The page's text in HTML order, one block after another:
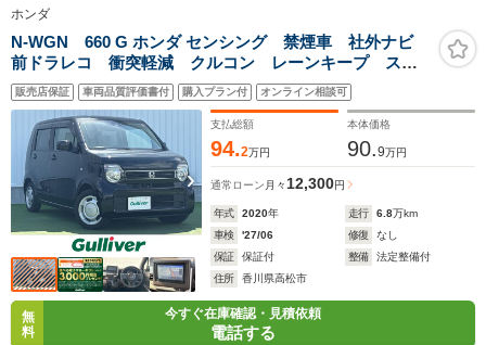
ホンダ
N-WGN 660 G ホンダ センシング 禁煙車 社外ナビ
前ドラレコ 衝突軽減 クルコン レーンキープ ステ
アリングリモコン 純正フロアマット アイドリングス
トップ 純正フロアマット スマートキー プッシュス
タート
販売店保証 車両品質評価書付 購入プラン付 オンライン相談可
支払総額
94.2万円
本体価格
90.9万円
通常ローン 月々 12,300円
年式 2020年 走行 6.8万km
車検
'27/06 修復
なし
保証
保証付 整備
法定整備付
住所
香川県高松市
無
料
今すぐ在庫確認・見積依頼
電話する